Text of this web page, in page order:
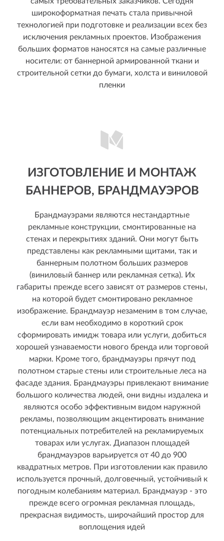
широкоформатная печать стала привычной
технологией при подготовке и реализации всех без
исключения рекламных проектов. Изображения
больших форматов наносятся на самые различные
носители: от баннерной армированной ткани и
строительной сетки до бумаги, холста и виниловой
пленки
ИЗГОТОВЛЕНИЕ И МОНТАЖ
БАННЕРОВ, БРАНДМАУЭРОВ
Брандмауэрами являются нестандартные
рекламные конструкции, смонтированные на
стенах и перекрытиях зданий. Они могут быть
представлены как рекламными щитами, так и
баннерным полотном больших размеров
(виниловый баннер или рекламная сетка). Их
габариты прежде всего зависят от размеров стены,
на которой будет смонтировано рекламное
изображение. Брандмауэр незаменим в том случае,
если вам необходимо в короткий срок
сформировать имидж товара или услуги, добиться
хорошей узнаваемости нового бренда или торговой
марки. Кроме того, брандмауэры прячут под
полотном старые стены или строительные леса на
фасаде здания. Брандмауэры привлекают внимание
большого количества людей, они видны издалека и
являются особо эффективным видом наружной
рекламы, позволяющим акцентировать внимание
потенциальных потребителей на рекламируемых
товарах или услугах. Диапазон площадей
брандмауэров варьируется от 40 до 900
квадратных метров. При изготовлении как правило
используется прочный, долговечный, устойчивый к
погодным колебаниям материал. Брандмауэр - это
прежде всего огромная рекламная площадь,
прекрасная видимость, широчайший простор для
воплощения идей